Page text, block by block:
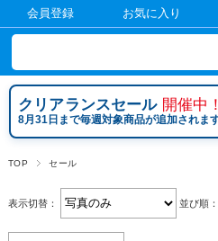
会員登録 お気に入り
クリアランスセール 開催中！
8月31日まで毎週対象商品が追加されます
TOP セール
表示切替： 並び順：